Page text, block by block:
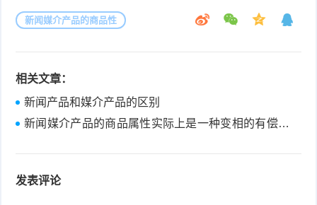
新闻媒介产品的商品性
相关文章：
新闻产品和媒介产品的区别
新闻媒介产品的商品属性实际上是一种变相的有偿新
发表评论